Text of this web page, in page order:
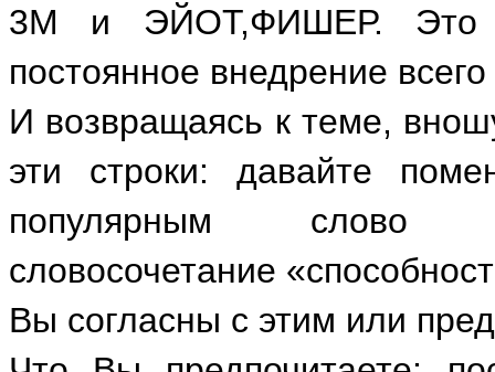
3М и ЭЙОТ,ФИШЕР. Это
постоянное внедрение
И возвращаясь к теме,
эти строки: давайте
популярным слово
словосочетание
Вы согласны с этим или